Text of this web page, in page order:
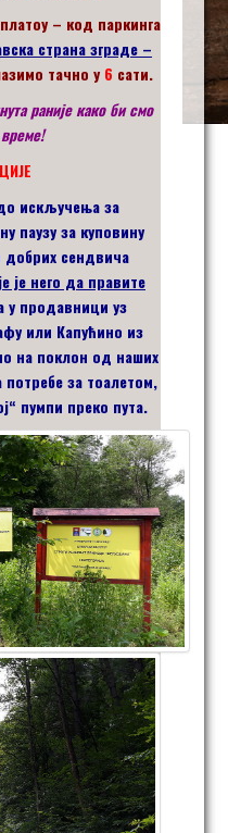
– код паркинга
страна зграде –
тачно у 6 сати.
раније како би смо
искључења за
паузу за куповину
сендвича
је него да правите
у продавници уз
или Капућино из
на поклон од наших
за тоалетом,
пумпи преко пута.